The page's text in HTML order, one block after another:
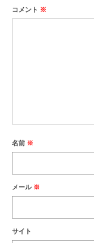
コメント ※
名前 ※
メール ※
サイト